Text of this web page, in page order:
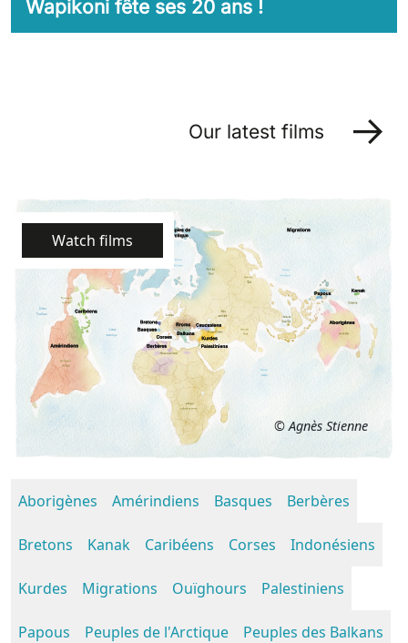
Wapikoni fête ses 20 ans !
Our latest films
Watch films
© Agnès Stienne
Aborigènes Amérindiens Basques Berbères
Bretons Kanak Caribéens Corses Indonésiens
Kurdes Migrations Ouïghours Palestiniens
Papous Peuples de l'Arctique Peuples des Balkans